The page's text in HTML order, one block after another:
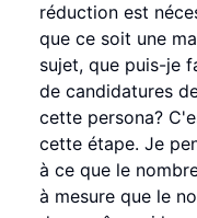
réduction est
que ce soit une
sujet, que puis-je
de candidatures
cette persona?
cette étape. Je
à ce que le
à mesure que le